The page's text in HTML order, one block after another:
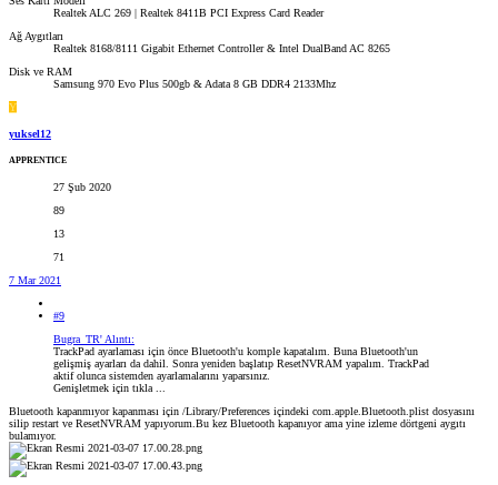
Realtek ALC 269 | Realtek 8411B PCI Express Card Reader
Ağ Aygıtları
Realtek 8168/8111 Gigabit Ethernet Controller & Intel DualBand AC 8265
Disk ve RAM
Samsung 970 Evo Plus 500gb & Adata 8 GB DDR4 2133Mhz
Y
yuksel12
APPRENTICE
27 Şub 2020
89
13
71
7 Mar 2021
#9
Bugra_TR' Alıntı:
TrackPad ayarlaması için önce Bluetooth'u komple kapatalım. Buna Bluetooth'un
gelişmiş ayarları da dahil. Sonra yeniden başlatıp ResetNVRAM yapalım. TrackPad
aktif olunca sistemden ayarlamalarını yaparsınız.
Genişletmek için tıkla ...
Bluetooth kapanmıyor kapanması için /Library/Preferences içindeki com.apple.Bluetooth.plist dosyasını
silip restart ve ResetNVRAM yapıyorum.Bu kez Bluetooth kapanıyor ama yine izleme dörtgeni aygıtı
bulamıyor.